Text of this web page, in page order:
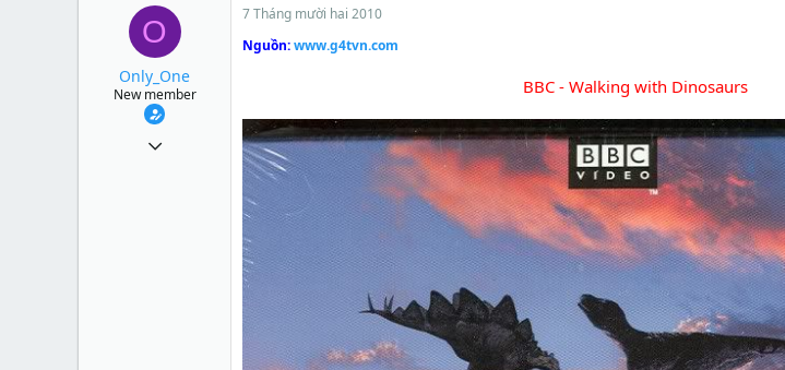
O
Only_One
New member
7 Tháng mười hai 2010
Nguồn:www.g4tvn.com
BBC - Walking with Dinosaurs